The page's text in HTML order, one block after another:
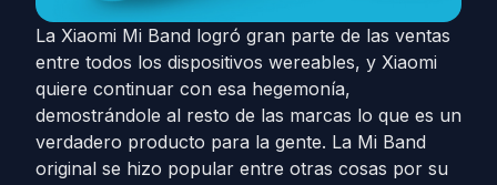
La Xiaomi Mi Band logró gran parte de las ventas
entre todos los dispositivos wereables, y Xiaomi
quiere continuar con esa hegemonía,
demostrándole al resto de las marcas lo que es un
verdadero producto para la gente. La Mi Band
original se hizo popular entre otras cosas por su